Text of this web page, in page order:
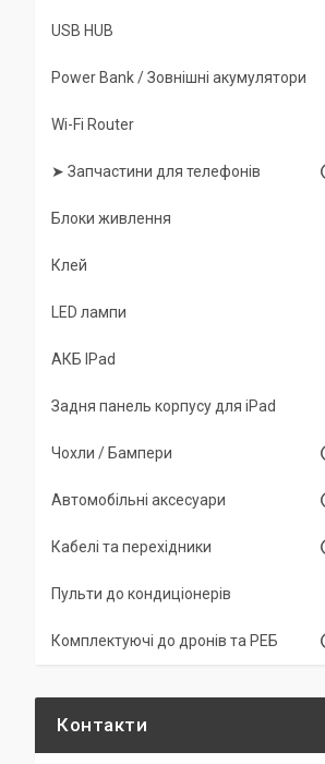
USB HUB
Power Bank / Зовнішні акумулятори
Wi-Fi Router
➤ Запчастини для телефонів
Блоки живлення
Клей
LED лампи
АКБ IPad
Задня панель корпусу для iPad
Чохли / Бампери
Автомобільні аксесуари
Кабелі та перехідники
Пульти до кондиціонерів
Комплектуючі до дронів та РЕБ